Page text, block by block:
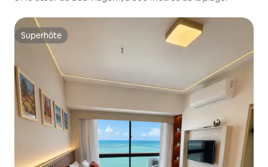
Superhôte
Superhôte